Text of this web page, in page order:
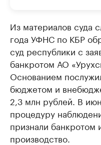
Из материалов суда
года УФНС по КБР
суд республики с
банкротом АО
Основанием
бюджетом и
2,3 млн рублей. В
процедуру
признали банкротом
производство.